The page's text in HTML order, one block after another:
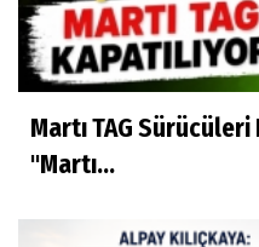
Martı TAG
"Martı...